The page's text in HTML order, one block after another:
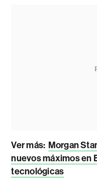
Ver más: Morgan
nuevos máximos en
tecnológicas